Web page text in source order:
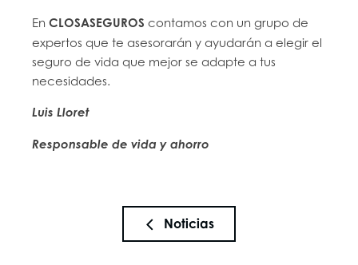
EnCLOSASEGUROS contamos con un grupo de
expertos que te asesorarán y ayudarán a elegir el
seguro de vida que mejor se adapte a tus
necesidades.
Luis Lloret
Responsable de vida y ahorro
Noticias